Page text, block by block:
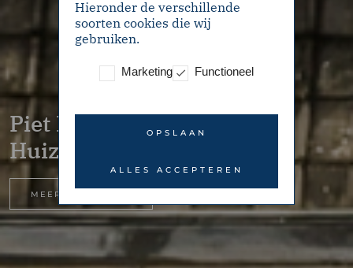
Piet Prinsstraat 3 –
Huizen
MEER INFORMATIE
Hieronder de verschillende
soorten cookies die wij
gebruiken.
Marketing Functioneel
OPSLAAN
ALLES ACCEPTEREN